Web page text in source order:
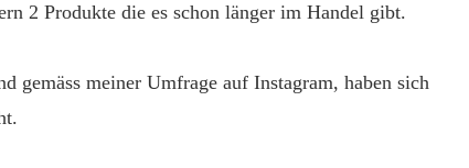
2 Produkte die es schon länger im Handel gibt.
gemäss meiner Umfrage auf Instagram, haben sich